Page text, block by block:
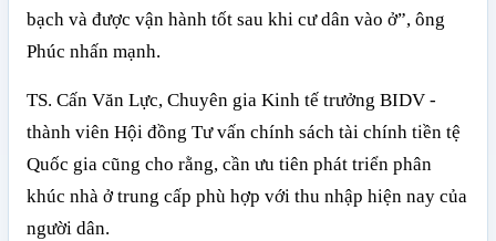
bạch và được vận hành tốt sau khi cư dân vào ở”, ông
Phúc nhấn mạnh.
TS. Cấn Văn Lực, Chuyên gia Kinh tế trưởng BIDV -
thành viên Hội đồng Tư vấn chính sách tài chính tiền tệ
Quốc gia cũng cho rằng, cần ưu tiên phát triển phân
khúc nhà ở trung cấp phù hợp với thu nhập hiện nay của
người dân.